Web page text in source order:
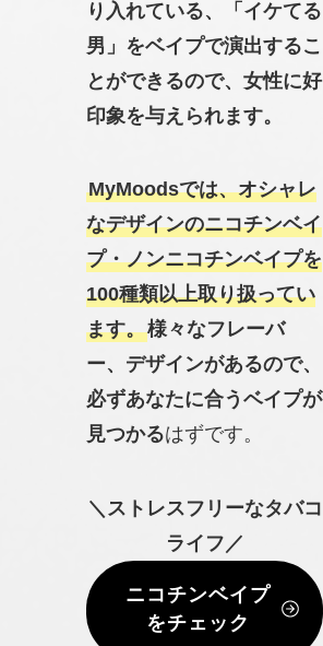
り入れている、「イケてる
男」をベイプで演出するこ
とができるので、女性に好
印象を与えられます。
MyMoodsでは、オシャレ
なデザインのニコチンベイ
プ・ノンニコチンベイプを
100種類以上取り扱ってい
ます。様々なフレーバ
ー、デザインがあるので、
必ずあなたに合うベイプが
見つかるはずです。
＼ストレスフリーなタバコ
ライフ／
ニコチンベイプ
をチェック